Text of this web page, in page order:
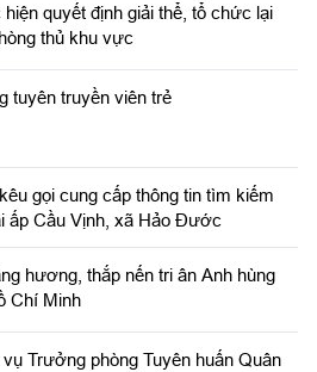
quyết định giải thể, tổ chức lại
thủ khu vực
tuyên truyền viên trẻ
gọi cung cấp thông tin tìm kiếm
ấp Cầu Vịnh, xã Hảo Đước
hương, thắp nến tri ân Anh hùng
Chí Minh
Trưởng phòng Tuyên huấn Quân